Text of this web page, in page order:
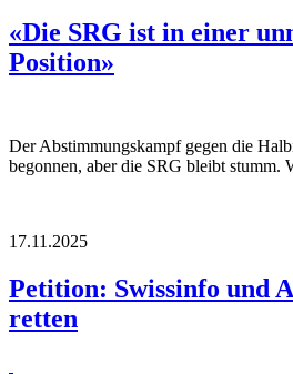
«Die SRG ist in einer
Position»
Der Abstimmungskampf gegen die
begonnen, aber die SRG bleibt stumm.
17.11.2025
Petition: Swissinfo und
retten